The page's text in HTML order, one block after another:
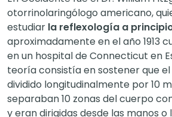
otorrinolaringólogo americano,
estudiar la reflexología a
aproximadamente en el año 1913
en un hospital de Connecticut en
teoría consistía en sostener que
dividido longitudinalmente por 10
separaban 10 zonas del cuerpo
y eran dirigidas desde las manos o